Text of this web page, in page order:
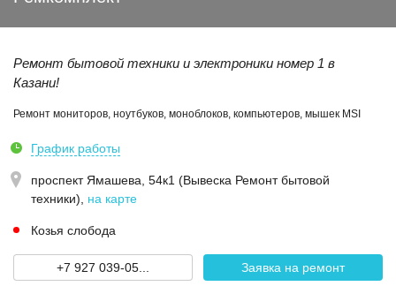
Ремонт бытовой техники и электроники номер 1 в
Казани!
Ремонт мониторов, ноутбуков, моноблоков, компьютеров, мышек MSI
График работы
проспект Ямашева, 54к1 (Вывеска Ремонт бытовой
техники)
на карте
Козья слобода
+7 927 039-05... Заявка на ремонт